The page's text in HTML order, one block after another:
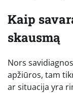
Kaip
skausmą
Nors
apžiūros, tam
ar situacija yra